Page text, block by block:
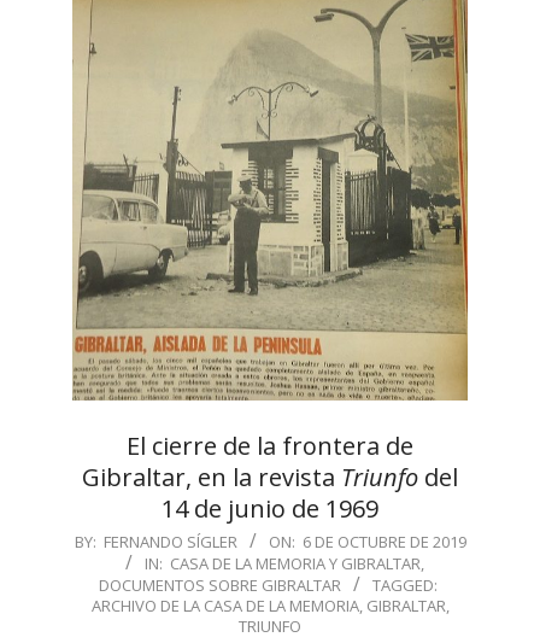
El cierre de la frontera de
Gibraltar, en la revista Triunfo del
14 de junio de 1969
2019-
BY: FERNANDO SÍGLER ON: 6 DE OCTUBRE DE 2019
IN: CASA DE LA MEMORIA Y GIBRALTAR
DOCUMENTOS SOBRE GIBRALTAR
TAGGED:
ARCHIVO DE LA CASA DE LA MEMORIA, GIBRALTAR
TRIUNFO